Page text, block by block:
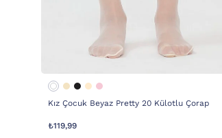
Kız Çocuk Beyaz Pretty 20 Külotlu Çorap
₺119,99